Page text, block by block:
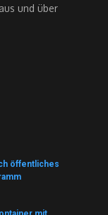
und über
öffentliches